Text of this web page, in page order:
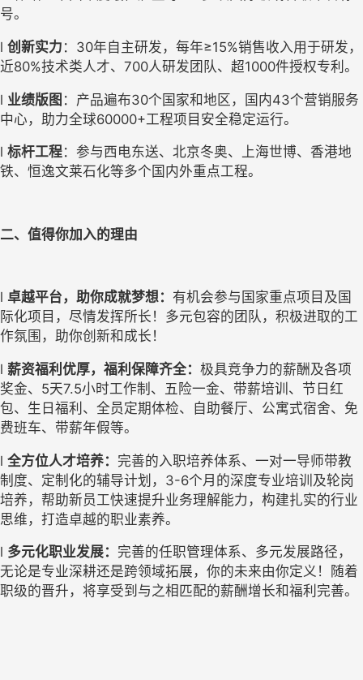
号。
l 创新实力 ： 30年自主研发， 每年≥15%销售收入用于研发 ，
近80%技术类人才、 700人研发团队、超1000件授权专利。
l 业绩版图 ：产品遍布30个国 家和地区， 国内43个营销服务
中心，助力全球60000+工程项目安全稳定运行。
l 标杆工程：参与西电东送、北京冬奥、上海世博、香港地
铁、恒逸文莱石化等多个国内外重点工程。
二、值得你加入的理由
l 卓越平台，助你成就梦想： 有机会参与国家重点项目及国
际化项目，尽情发挥所长！多元包容的团队，积极进取的工
作氛围，助你创新和成长！
l 薪资福利优厚，福利保障齐全： 极具竞争力的薪酬及各项
奖金、 5天7.5小时工作制、五险一金、带薪培训、节日红
包、生日福利、全员定期体检、自助餐厅、公寓式宿舍、免
费班车、带薪年假等。
l 全方位人才培养： 完善的入职培养体系、一对一导师带教
制度、定制化的辅导计划， 3-6个月的深度专业培训及轮岗
培养，帮助新员工快速提升业务理解能力，构建扎实的行业
思维，打造卓越的职业素养。
l 多元化职业发展： 完善的任职管理体系、多元发展路径，
无论是专业深耕还是跨领域拓展，你的未来由你定义 ！随着
职级的晋升，将享受到与之相匹配的薪酬增长和福利完善。